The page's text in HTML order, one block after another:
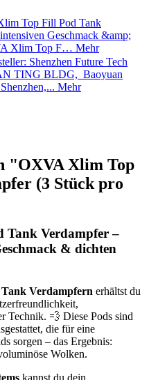
Top Fill Pod Tank
Geschmack &amp;
Xlim Top F… Mehr
Shenzhen Future Tech
TING BLDG, Baoyuan
Mehr
"OXVA Xlim Top
(3 Stück pro
Tank Verdampfer –
& dichten
Verdampfern erhältst du
Technik. 💨 Diese Pods sind
die für eine
sorgen – das Ergebnis:
Wolken.
kannst du dein